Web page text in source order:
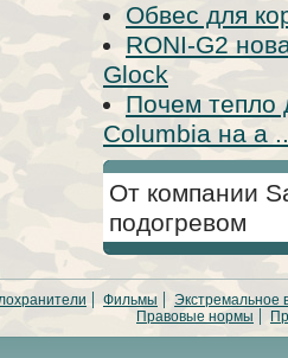
Обвес для
RONI-G2
Glock
Почем тепло
Columbia на а
От компании
подогревом
Фильмы
Экстремальное
Правовые нормы